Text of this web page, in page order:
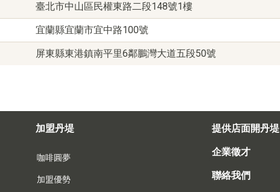
臺北市中山區民權東路二段148號1樓
宜蘭縣宜蘭市宜中路100號
屏東縣東港鎮南平里6鄰鵬灣大道五段50號
加盟丹堤
咖啡圓夢
加盟優勢
提供店面開丹堤
企業徵才
聯絡我們